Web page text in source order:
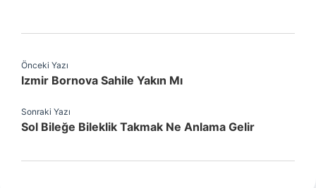
Önceki Yazı
Izmir Bornova Sahile Yakın Mı
Sonraki Yazı
Sol Bileğe Bileklik Takmak Ne Anlama Gelir